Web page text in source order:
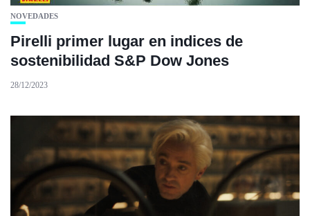
NOVEDADES
Pirelli primer lugar en indices de
sostenibilidad S&P Dow Jones
28/12/2023